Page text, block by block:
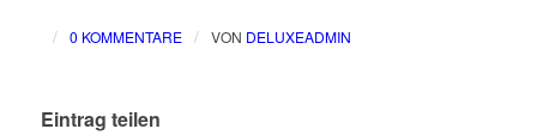
/ 0 KOMMENTARE / VON DELUXEADMIN
Eintrag teilen